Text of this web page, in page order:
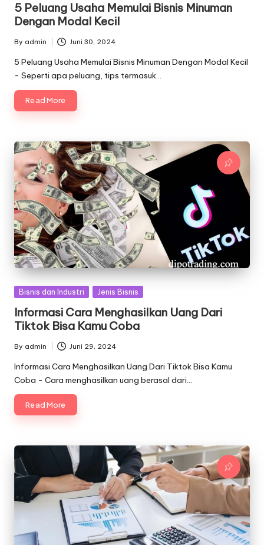
5 Peluang Usaha Memulai Bisnis Minuman
Dengan Modal Kecil
Posted
by
By admin Juni 30, 2024
5 Peluang Usaha Memulai Bisnis Minuman Dengan Modal Kecil
- Seperti apa peluang, tips termasuk…
Read More
Posted
Bisnis dan Industri Jenis Bisnis
Informasi Cara Menghasilkan Uang Dari
Tiktok Bisa Kamu Coba
Posted
by
By admin Juni 29, 2024
Informasi Cara Menghasilkan Uang Dari Tiktok Bisa Kamu
Coba - Cara menghasilkan uang berasal dari…
Read More